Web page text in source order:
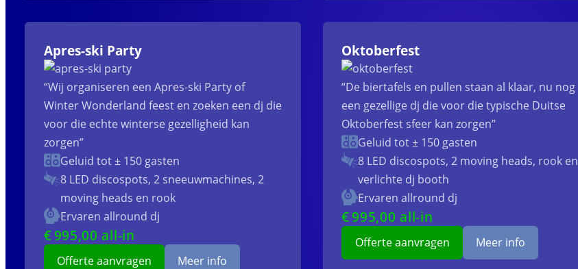
Apres-ski Party
“Wij organiseren een Apres-ski Party of
Winter Wonderland feest en zoeken een dj die
voor die echte winterse gezelligheid kan
zorgen”
Geluid tot ± 150 gasten
8 LED discospots, 2 sneeuwmachines, 2
moving heads en rook
Ervaren allround dj
€995,00 all-in
Offerte aanvragen Meer info
Oktoberfest
“De biertafels en pullen staan al klaar, nu nog
een gezellige dj die voor die typische Duitse
Oktoberfest sfeer kan zorgen”
Geluid tot ± 150 gasten
8 LED discospots, 2 moving heads, rook en
verlichte dj booth
Ervaren allround dj
€995,00 all-in
Offerte aanvragen Meer info